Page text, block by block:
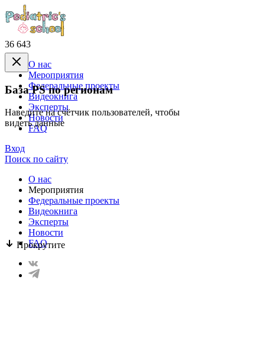
36 643
База PS по регионам
Наведите на счётчик пользователей, чтобы
видеть данные
Прокрутите
О нас
Mероприятия
Федеральные проекты
Видеокнига
Эксперты
Новости
FAQ
Вход
Поиск по сайту
О нас
Mероприятия
Федеральные проекты
Видеокнига
Эксперты
Новости
FAQ